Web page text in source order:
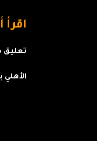
اقرأ
تعليق
الأهلي